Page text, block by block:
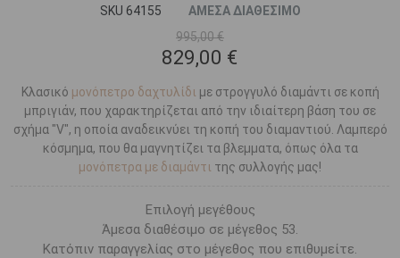
SKU 64155
ΑΜΕΣΑ ΔΙΑΘΕΣΙΜΟ
995,00 €
829,00 €
Κλασικό μονόπετρο δαχτυλίδι με στρογγυλό διαμάντι σε κοπή
μπριγιάν, που χαρακτηρίζεται από την ιδιαίτερη βάση του σε
σχήμα "V", η οποία αναδεικνύει τη κοπή του διαμαντιού. Λαμπερό
κόσμημα, που θα μαγνητίζει τα βλεμματα, όπως όλα τα
μονόπετρα με διαμάντι της συλλογής μας!
Επιλογή μεγέθους
Άμεσα διαθέσιμο σε μέγεθος 53.
Κατόπιν παραγγελίας στο μέγεθος που επιθυμείτε.